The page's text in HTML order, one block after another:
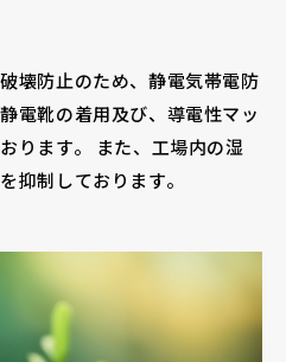
壊防止のため、静電気帯電防
電靴の着用及び、導電性マッ
ります。 また、工場内の湿
抑制しております。